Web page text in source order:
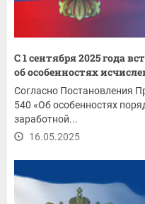
С 1 сентября 2025 года
об особенностях
Согласно Постановления
540 «Об особенностях
заработной...
16.05.2025